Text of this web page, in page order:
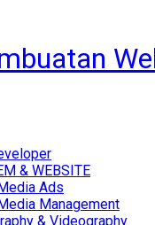
& WEBSITE
Ads
Management
& Videography